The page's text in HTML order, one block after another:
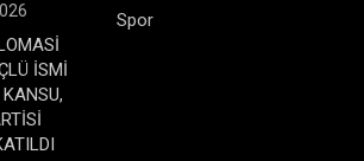
İSMİ
Spor